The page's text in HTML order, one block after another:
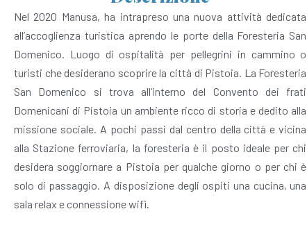
Nel 2020 Manusa, ha intrapreso una nuova attività dedicata
all’accoglienza turistica aprendo le porte della Foresteria San
Domenico. Luogo di ospitalità per pellegrini in cammino o
turisti che desiderano scoprire la città di Pistoia. La Foresteria
San Domenico si trova all’interno del Convento dei frati
Domenicani di Pistoia un ambiente ricco di storia e dedito alla
missione sociale. A pochi passi dal centro della città e vicina
alla Stazione ferroviaria, la foresteria è il posto ideale per chi
desidera soggiornare a Pistoia per qualche giorno o per chi è
solo di passaggio. A disposizione degli ospiti una cucina, una
sala relax e connessione wifi.